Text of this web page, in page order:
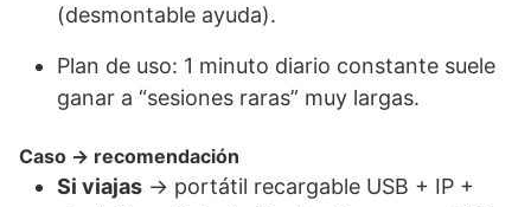
(desmontable ayuda).
Plan de uso: 1 minuto diario constante suele
ganar a “sesiones raras” muy largas.
Caso → recomendación
Si viajas → portátil recargable USB + IP +